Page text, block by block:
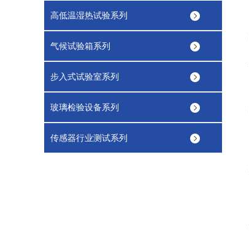
高低温湿热试验系列
气候试验箱系列
步入式试验室系列
玻璃检验设备系列
传感器行业测试系列